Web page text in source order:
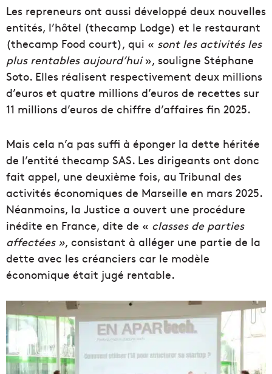
Les repreneurs ont aussi développé deux nouvelles
entités, l’hôtel (thecamp Lodge) et le restaurant
(thecamp Food court), qui « sont les activités les
plus rentables aujourd’hui», souligne Stéphane
Soto. Elles réalisent respectivement deux millions
d’euros et quatre millions d’euros de recettes sur
11 millions d’euros de chiffre d’affaires fin 2025.
Mais cela n’a pas suffi à éponger la dette héritée
de l’entité thecamp SAS. Les dirigeants ont donc
fait appel, une deuxième fois, au Tribunal des
activités économiques de Marseille en mars 2025.
Néanmoins, la Justice a ouvert une procédure
inédite en France, dite de « classes de parties
affectées », consistant à alléger une partie de la
dette avec les créanciers car le modèle
économique était jugé rentable.